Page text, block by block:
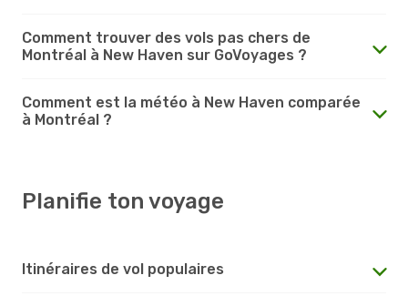
Comment trouver des vols pas chers de
Montréal à New Haven sur GoVoyages ?
Comment est la météo à New Haven comparée
à Montréal ?
Planifie ton voyage
Itinéraires de vol populaires